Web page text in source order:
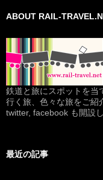
ABOUT RAIL-
鉄道と旅にスポットを当
行く旅、色々な旅をご紹
twitter, facebook も開設
最近の記事